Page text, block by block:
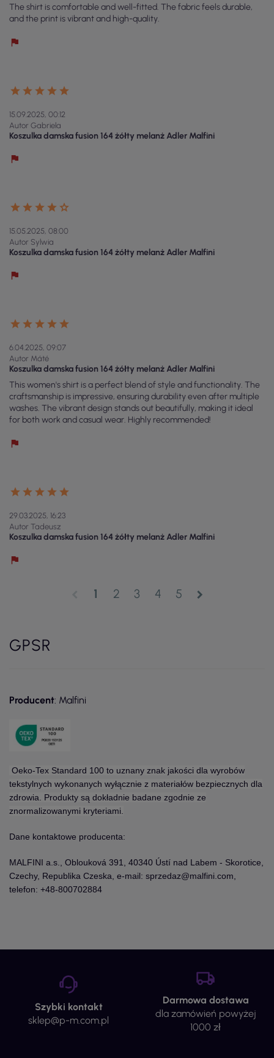
The shirt is comfortable and well-fitted. The fabric feels durable,
and the print is vibrant and high-quality.
15.09.2025, 00:12
Autor Gabriela
Koszulka damska fusion 164 żółty melanż Adler Malfini
15.05.2025, 08:00
Autor Sylwia
Koszulka damska fusion 164 żółty melanż Adler Malfini
6.04.2025, 09:07
Autor Máté
Koszulka damska fusion 164 żółty melanż Adler Malfini
This women's shirt is a perfect blend of style and functionality. The
craftsmanship is impressive, ensuring durability even after multiple
washes. The vibrant design stands out beautifully, making it ideal
for both work and casual wear. Highly recommended!
29.03.2025, 16:23
Autor Tadeusz
Koszulka damska fusion 164 żółty melanż Adler Malfini
1 2 3 4 5 chevron_right
GPSR
Producent: Malfini
Oeko-Tex Standard 100 to uznany znak jakości dla wyrobów
tekstylnych wykonanych wyłącznie z materiałów bezpiecznych dla
zdrowia. Produkty są dokładnie badane zgodnie ze
znormalizowanymi kryteriami.
Dane kontaktowe producenta:
MALFINI a.s., Oblouková 391, 40340 Ústí nad Labem - Skorotice,
Czechy, Republika Czeska, e-mail: sprzedaz@malfini.com,
telefon: +48-800702884
Szybki kontakt
sklep@p-m.com.pl
Darmowa dostawa
dla zamówień powyżej
1000 zł